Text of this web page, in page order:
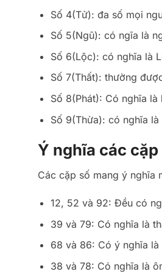
Số 4(Tử): đa số mọi
Số 5(Ngũ): có ngĩa là
Số 6(Lộc): có nghĩa là
Số 7(Thất): thường
Số 8(Phát): Có nghĩa
Số 9(Thừa): có nghĩa
Ý nghĩa các
Các cặp số mang ý nghĩa
12, 52 và 92: Đều có
39 và 79: Có nghĩa là
68 và 86: Có ý nghĩa
38 và 78: Có nghĩa là